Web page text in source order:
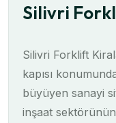
Silivri
Silivri Forklift
kapısı
büyüyen sanayi
inşaat